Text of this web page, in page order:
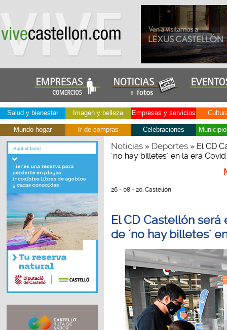
Salud y bienestar Imagen y belleza Empresas y servicios
Mundo hogar Ir de compras Celebraciones
Noticias» Deportes» El CD
´no hay billetes´ en la era Covid
26 - 08 - 20, Castellón
El CD Castellón
de ´no hay billetes´